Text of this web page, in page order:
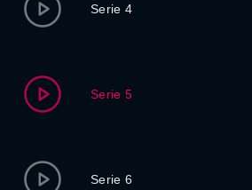
Serie 4
Serie 5
Serie 6